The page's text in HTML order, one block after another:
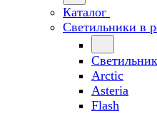
Каталог
Светильники в
Arctic
Asteria
Flash